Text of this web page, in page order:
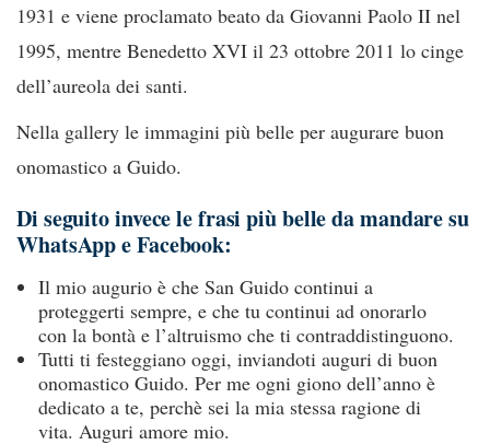
1931 e viene proclamato beato da Giovanni Paolo II nel
1995, mentre Benedetto XVI il 23 ottobre 2011 lo cinge
dell’aureola dei santi.
Nella gallery le immagini più belle per augurare buon
onomastico a Guido.
Di seguito invece le frasi più belle da mandare su
WhatsApp e Facebook:
Il mio augurio è che San Guido continui a
proteggerti sempre, e che tu continui ad onorarlo
con la bontà e l’altruismo che ti contraddistinguono.
Tutti ti festeggiano oggi, inviandoti auguri di buon
onomastico Guido. Per me ogni giono dell’anno è
dedicato a te, perchè sei la mia stessa ragione di
vita. Auguri amore mio.